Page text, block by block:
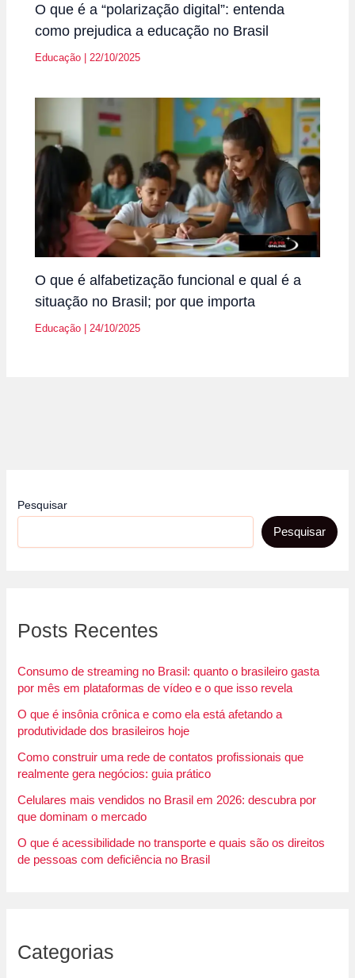
O que é a “polarização digital”: entenda
como prejudica a educação no Brasil
Educação |22/10/2025
O que é alfabetização funcional e qual é a
situação no Brasil; por que importa
Educação 24/10/2025
Pesquisar
Pesquisar
Posts Recentes
Consumo de streaming no Brasil: quanto o brasileiro gasta
por mês em plataformas de vídeo e o que isso revela
O que é insônia crônica e como ela está afetando a
produtividade dos brasileiros hoje
Como construir uma rede de contatos profissionais que
realmente gera negócios: guia prático
Celulares mais vendidos no Brasil em 2026: descubra por
que dominam o mercado
O que é acessibilidade no transporte e quais são os direitos
de pessoas com deficiência no Brasil
Categorias